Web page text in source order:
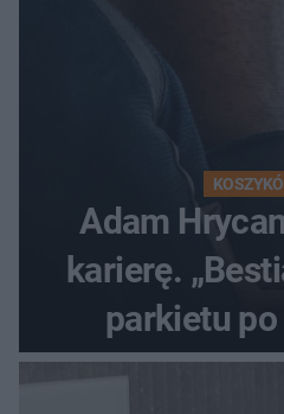
Adam
karierę.
parkietu